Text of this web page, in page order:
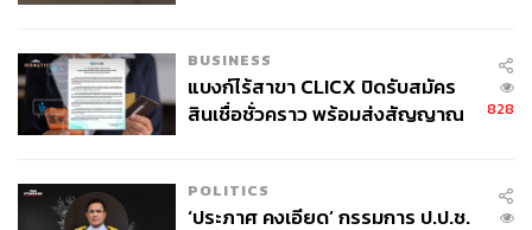
BUSINESS
แบงก์ไร้สาขา CLICX ปิดรับสมัคร
สินเชื่อชั่วคราว พร้อมส่งสัญญาณ
828
POLITICS
‘ประภาศ คงเอียด’ กรรมการ ป.ป.ช.